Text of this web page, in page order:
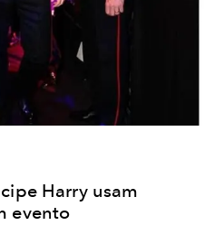
Harry usam
evento